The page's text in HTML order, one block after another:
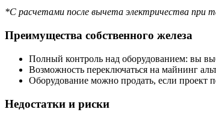
*С расчетами после вычета электричества при
Преимущества собственного железа
Полный контроль над оборудованием: вы
Возможность переключаться на майнинг
Оборудование можно продать, если проект
Недостатки и риски